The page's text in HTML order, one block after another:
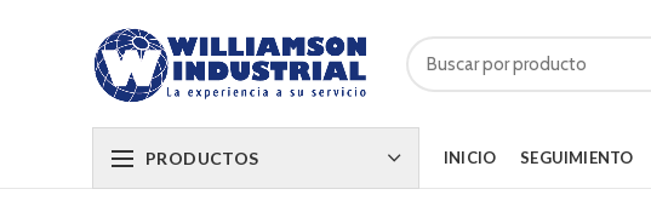
PRODUCTOS INICIO SEGUIMIENTO